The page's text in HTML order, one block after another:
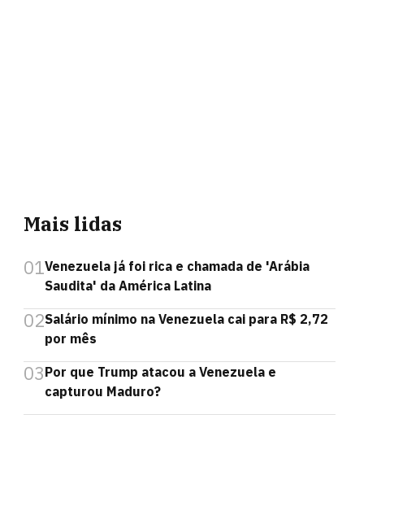
Mais lidas
01Venezuela já foi rica e chamada de 'Arábia
Saudita' da América Latina
02Salário mínimo na Venezuela cai para R$ 2,72
por mês
03Por que Trump atacou a Venezuela e
capturou Maduro?